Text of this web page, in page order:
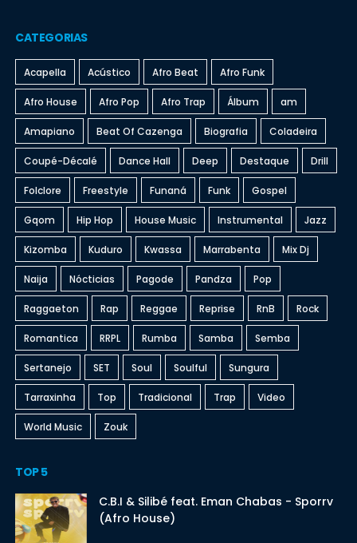
CATEGORIAS
Acapella Acústico Afro Beat Afro Funk
Afro House Afro Pop Afro Trap Álbum am
Amapiano Beat Of Cazenga Biografia Coladeira
Coupé-Décalé Dance Hall Deep Destaque Drill
Folclore Freestyle Funaná Funk Gospel
Gqom Hip Hop House Music Instrumental Jazz
Kizomba Kuduro Kwassa Marrabenta Mix Dj
Naija Nócticias Pagode Pandza Pop
Raggaeton Rap Reggae Reprise RnB Rock
Romantica RRPL Rumba Samba Semba
Sertanejo SET Soul Soulful Sungura
Tarraxinha Top Tradicional Trap Video
World Music Zouk
TOP 5
C.B.I & Silibé feat. Eman Chabas - Sporrv
(Afro House)